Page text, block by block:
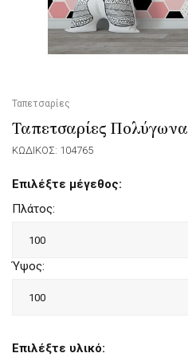
Ταπετσαρίες
Ταπετσαρίες Πολύγωνα
ΚΩΔΙΚΟΣ: 104765
Επιλέξτε μέγεθος:
Πλάτος:
Ύψος:
Επιλέξτε υλικό: